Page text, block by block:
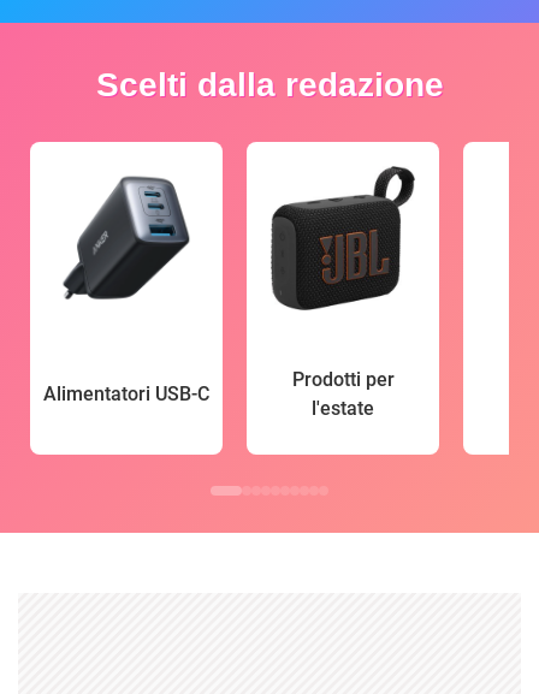
Scelti dalla redazione
Alimentatori USB-C
Prodotti per
l'estate